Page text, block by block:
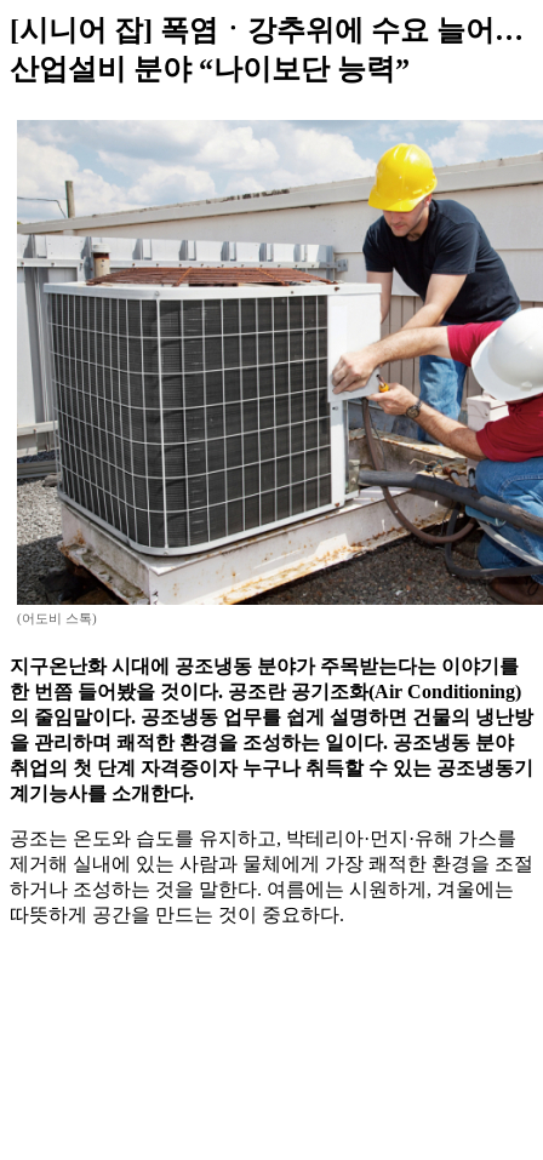
[시니어 잡] 폭염ㆍ강추위에 수요 늘어…
산업설비 분야 “나이보단 능력”
(어도비 스톡)
지구온난화 시대에 공조냉동 분야가 주목받는다는 이야기를
한 번쯤 들어봤을 것이다. 공조란 공기조화(Air Conditioning)
의 줄임말이다. 공조냉동 업무를 쉽게 설명하면 건물의 냉난방
을 관리하며 쾌적한 환경을 조성하는 일이다. 공조냉동 분야
취업의 첫 단계 자격증이자 누구나 취득할 수 있는 공조냉동기
계기능사를 소개한다.
공조는 온도와 습도를 유지하고, 박테리아·먼지·유해 가스를
제거해 실내에 있는 사람과 물체에게 가장 쾌적한 환경을 조절
하거나 조성하는 것을 말한다. 여름에는 시원하게, 겨울에는
따뜻하게 공간을 만드는 것이 중요하다.